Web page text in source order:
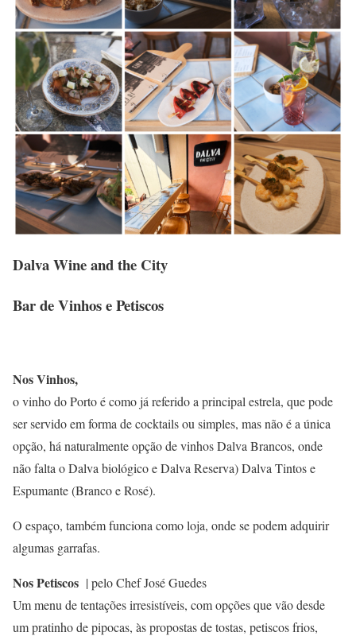
Dalva Wine and the City
Bar de Vinhos e Petiscos
Nos Vinhos,
o vinho do Porto é como já referido a principal estrela, que pode
ser servido em forma de cocktails ou simples, mas não é a única
opção, há naturalmente opção de vinhos Dalva Brancos, onde
não falta o Dalva biológico e Dalva Reserva) Dalva Tintos e
Espumante (Branco e Rosé).
O espaço, também funciona como loja, onde se podem adquirir
algumas garrafas.
Nos Petiscos | pelo Chef José Guedes
Um menu de tentações irresistíveis, com opções que vão desde
um pratinho de pipocas, às propostas de tostas, petiscos frios,